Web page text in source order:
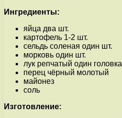
Ингредиенты:
яйца два шт.
картофель 1-2 шт.
сельдь соленая один шт.
морковь один шт.
лук репчатый один головка
перец чёрный молотый
майонез
соль
Изготовление: